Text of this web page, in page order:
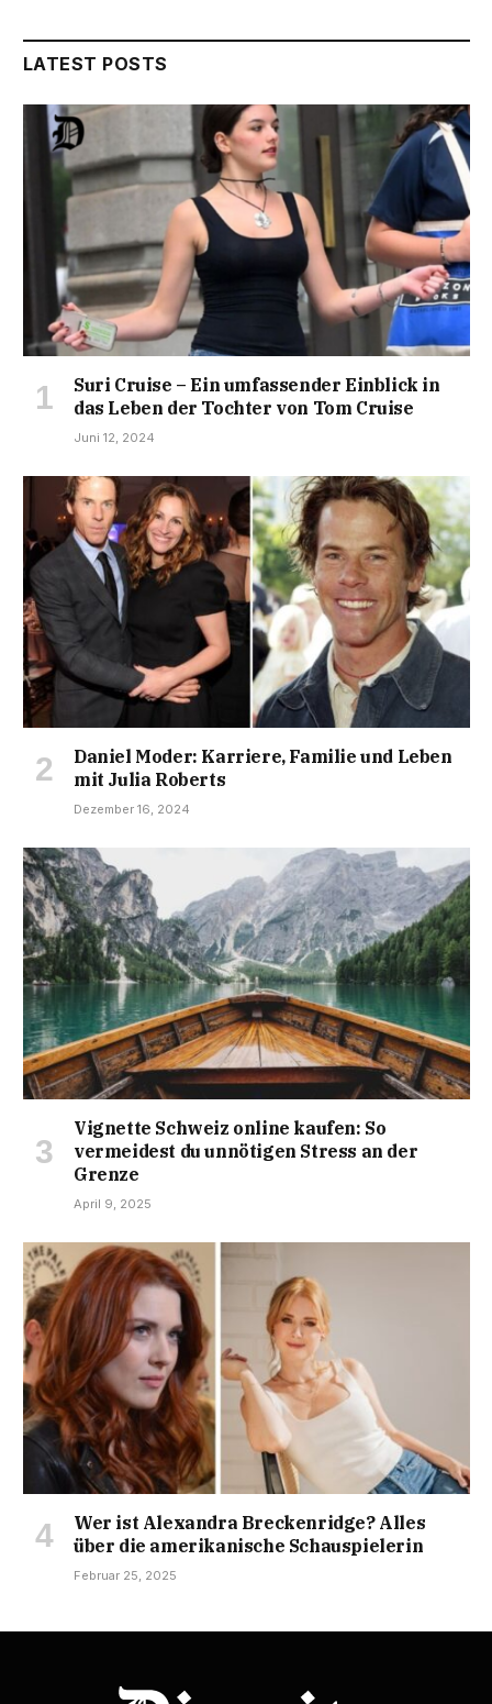
LATEST POSTS
Suri Cruise – Ein umfassender Einblick in
das Leben der Tochter von Tom Cruise
Juni 12, 2024
Daniel Moder: Karriere, Familie und Leben
mit Julia Roberts
Dezember 16, 2024
Vignette Schweiz online kaufen: So
vermeidest du unnötigen Stress an der
Grenze
April 9, 2025
Wer ist Alexandra Breckenridge? Alles
über die amerikanische Schauspielerin
Februar 25, 2025